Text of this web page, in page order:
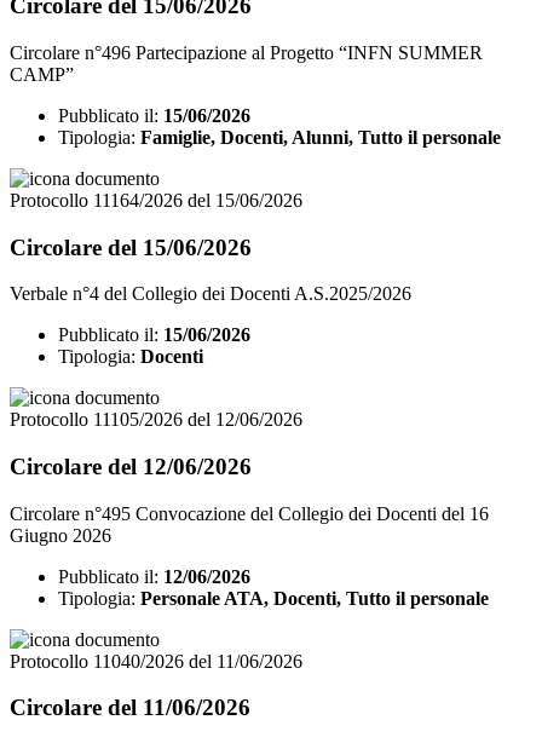
Circolare del 15/06/2026
Circolare n°496 Partecipazione al Progetto “INFN SUMMER
CAMP”
Pubblicato il: 15/06/2026
Tipologia: Famiglie, Docenti, Alunni, Tutto il personale
Protocollo 11164/2026 del 15/06/2026
Circolare del 15/06/2026
Verbale n°4 del Collegio dei Docenti A.S.2025/2026
Pubblicato il: 15/06/2026
Tipologia: Docenti
Protocollo 11105/2026 del 12/06/2026
Circolare del 12/06/2026
Circolare n°495 Convocazione del Collegio dei Docenti del 16
Giugno 2026
Pubblicato il: 12/06/2026
Tipologia: Personale ATA, Docenti, Tutto il personale
Protocollo 11040/2026 del 11/06/2026
Circolare del 11/06/2026